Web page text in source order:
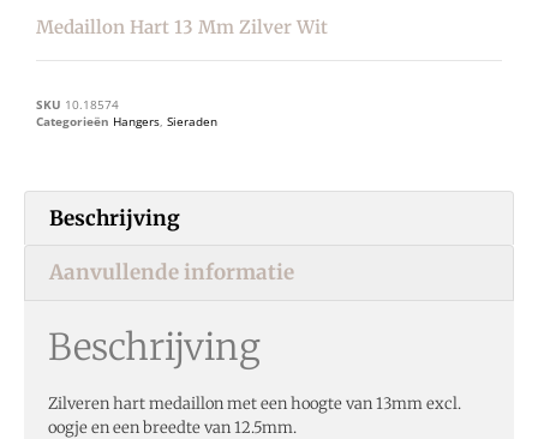
Medaillon Hart 13 Mm Zilver Wit
SKU 10.18574
Categorieën Hangers, Sieraden
Beschrijving
Aanvullende informatie
Beschrijving
Zilveren hart medaillon met een hoogte van 13mm excl.
oogje en een breedte van 12.5mm.